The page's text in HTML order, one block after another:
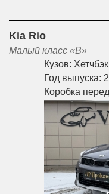
Kia Rio
Малый класс «B»
Кузов: Хетчбэк
Год выпуска:
Коробка